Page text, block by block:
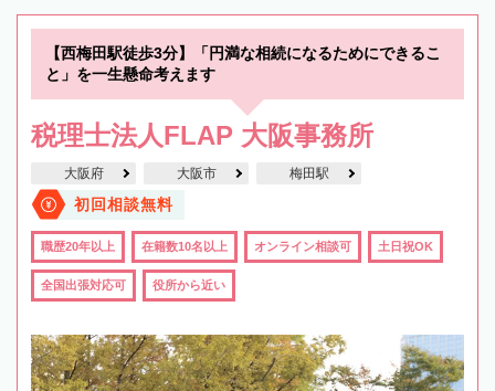
【西梅田駅徒歩3分】「円満な相続になるためにできるこ
と」を一生懸命考えます
税理士法人FLAP 大阪事務所
大阪府 大阪市 梅田駅
初回相談無料
職歴20年以上 在籍数10名以上 オンライン相談可 土日祝OK
全国出張対応可 役所から近い